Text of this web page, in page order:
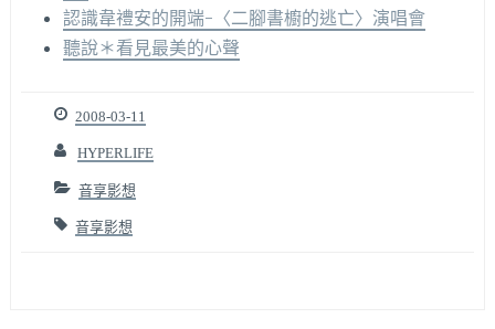
認識韋禮安的開端-〈二腳書櫥的逃亡〉演唱會
聽說＊看見最美的心聲
2008-03-11
HYPERLIFE
音享影想
音享影想